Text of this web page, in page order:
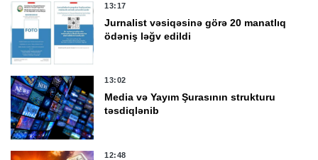
13:17
Jurnalist vəsiqəsinə görə 20 manatlıq
ödəniş ləğv edildi
13:02
Media və Yayım Şurasının strukturu
təsdiqlənib
12:48